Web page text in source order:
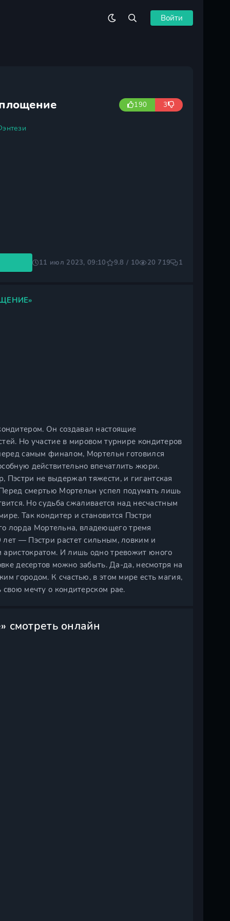
Войти
190 3
11 июл 2023, 09:10 9.8 / 10 20 719 1
Он создавал настоящие
Но участие в мировом турнире кондитеров
самым финалом, Мортельн готовился
действительно впечатлить жюри.
не выдержал тяжести, и гигантская
смертью Мортельн успел подумать лишь
Но судьба сжаливается над несчастным
Так кондитер и становится Пэстри
лорда Мортельна, владеющего тремя
— Пэстри растет сильным, ловким и
И лишь одно тревожит юного
десертов можно забыть. Да-да, несмотря на
городом. К счастью, в этом мире есть магия,
мечту о кондитерском рае.
смотреть онлайн